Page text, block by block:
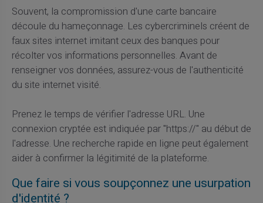
Souvent, la compromission d'une carte bancaire
découle du hameçonnage. Les cybercriminels créent de
faux sites internet imitant ceux des banques pour
récolter vos informations personnelles. Avant de
renseigner vos données, assurez-vous de l'authenticité
du site internet visité.
Prenez le temps de vérifier l'adresse URL. Une
connexion cryptée est indiquée par "https://" au début de
l'adresse. Une recherche rapide en ligne peut également
aider à confirmer la légitimité de la plateforme.
Que faire si vous soupçonnez une usurpation
d'identité ?